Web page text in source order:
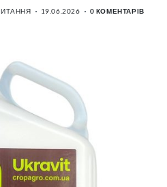
19.06.2026 0 КОМЕНТАРІВ